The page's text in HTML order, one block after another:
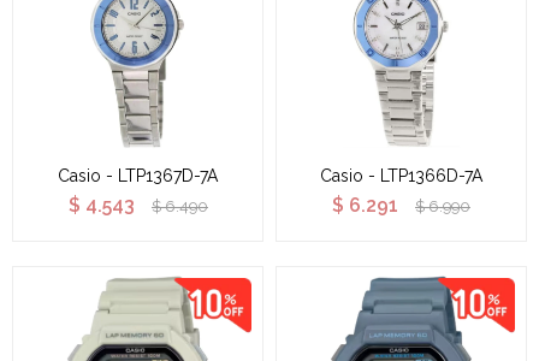
Casio - LTP1367D-7A
$ 4.543 $ 6.490
Casio - LTP1366D-7A
$ 6.291 $ 6.990